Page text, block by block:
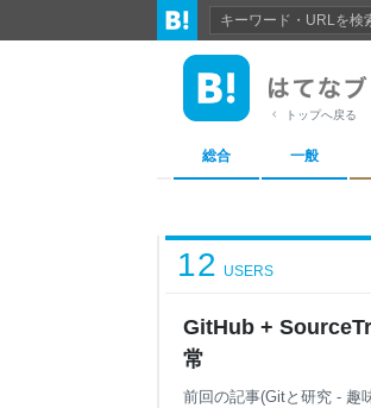
トップへ戻る
総合 一般
GitHub +
常
12 USERS
前回の記事(Gitと研究 - 趣